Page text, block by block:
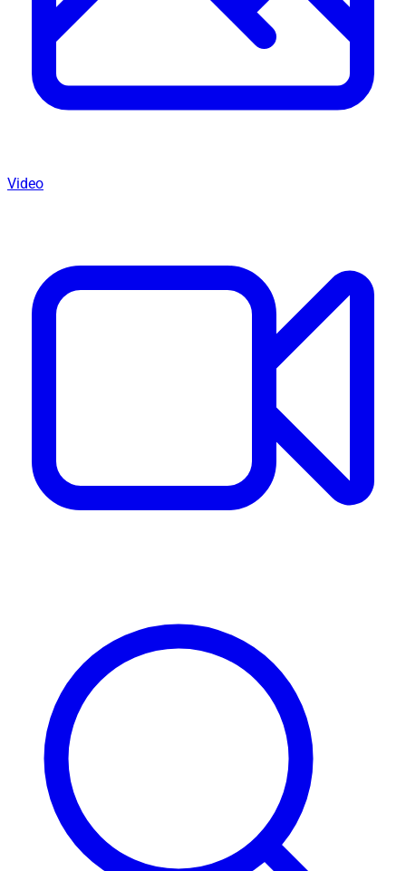
Video